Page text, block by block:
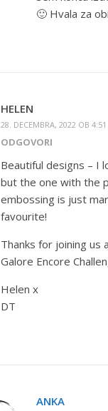
🙂 Hvala za
HELEN
28. DECEMBRA, 2022 OB
ODGOVORI
Beautiful designs – I
but the one with the
embossing is just
favourite!
Thanks for joining us
Galore Encore
Helen x
DT
ANKA